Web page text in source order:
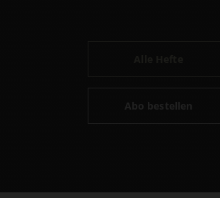
Abo bestellen